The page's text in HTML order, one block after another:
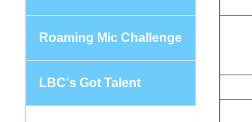
Roaming Mic Challenge
LBC's Got Talent